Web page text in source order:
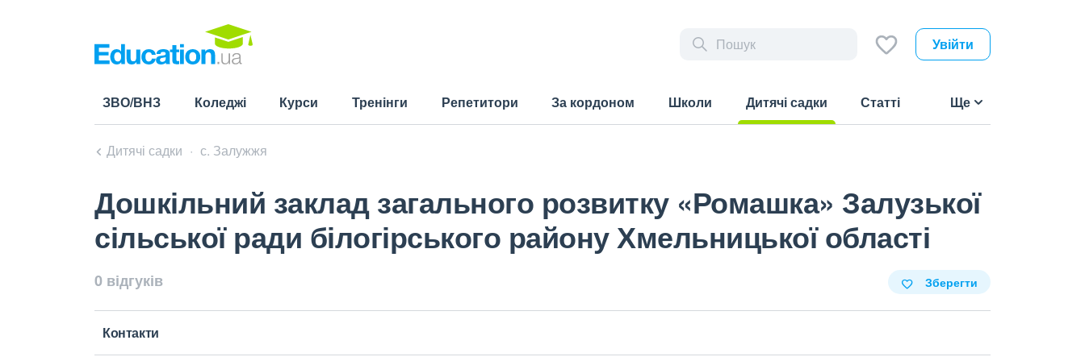
Увійти
ЗВО/ВНЗ Коледжі Курси Тренінги Репетитори За кордоном Школи
Дитячі садки
Статті Ще
Дитячі садки с. Залужжя
Дошкільний заклад загального розвитку «Ромашка» Залузької
сільської ради білогірського району Хмельницької області
0 відгуків Зберегти
Контакти